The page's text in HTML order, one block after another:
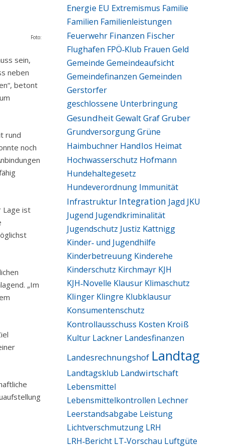
Foto:
sein,
neben
betont
rund
noch
Lage ist
„Im
Energie EU Extremismus Familie
Familien Familienleistungen
Feuerwehr Finanzen Fischer
Flughafen FPÖ‑Klub Frauen Geld
Gemeinde Gemeindeaufsicht
Gemeindefinanzen Gemeinden
Gerstorfer
geschlossene Unterbringung
GesundheitGewaltGrafGruber
GrundversorgungGrüne
Haimbuchner Handlos Heimat
Hochwasserschutz Hofmann
Hundehaltegesetz
Hundeverordnung Immunität
Infrastruktur Integration Jagd JKU
Jugend Jugendkriminalität
Jugendschutz Justiz Kattnigg
Kinder‑ und Jugendhilfe
Kinderbetreuung Kinderehe
Kinderschutz Kirchmayr KJH
KJH‑Novelle Klausur Klimaschutz
Klinger Klingre Klubklausur
Konsumentenschutz
Kontrollausschuss Kosten Kroiß
Kultur Lackner Landesfinanzen
Landesrechnungshof Landtag
Landtagsklub Landwirtschaft
Lebensmittel
Lebensmittelkontrollen Lechner
Leerstandsabgabe Leistung
Lichtverschmutzung LRH
LRH‑Bericht LT‑Vorschau Luftgüte